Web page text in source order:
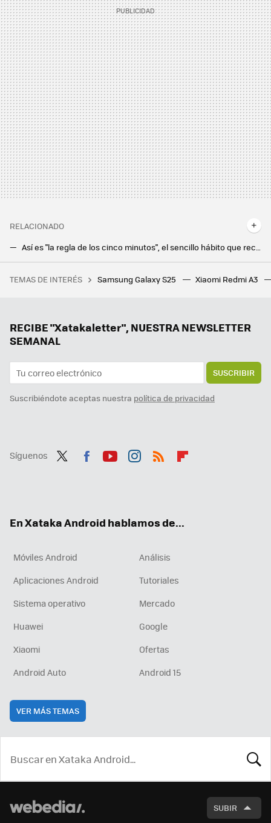
RELACIONADO
Así es "la regla de los cinco minutos", el sencillo hábito que recomiendan los expertos para evitar que hackeen tu móvil
Un nuevo malware afecta a más de 1 millón de Android TV Boxes, los investigadores todavía no saben cómo ha sucedido
El 'código verde' en cascada de 'Matrix' no son símbolos al azar. Pero no tiene nada que ver la programación o la ciencia ficción
TEMAS DE INTERÉS Samsung Galaxy S25 Xiaomi Redmi A3
RECIBE "Xatakaletter", NUESTRA NEWSLETTER
SEMANAL
SUSCRIBIR
Suscribiéndote aceptas nuestra política de privacidad
Síguenos
En Xataka Android hablamos de...
Móviles Android
Análisis
Aplicaciones Android
Tutoriales
Sistema operativo
Mercado
Huawei
Google
Xiaomi
Ofertas
Android Auto
Android 15
VER MÁS TEMAS
SUBIR